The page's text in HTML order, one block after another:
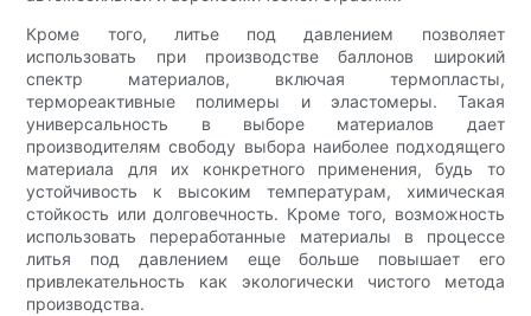
Кроме того, литье под давлением позволяет
использовать при производстве баллонов широкий
спектр материалов, включая термопласты,
термореактивные полимеры и эластомеры. Такая
универсальность в выборе материалов дает
производителям свободу выбора наиболее подходящего
материала для их конкретного применения, будь то
устойчивость к высоким температурам, химическая
стойкость или долговечность. Кроме того, возможность
использовать переработанные материалы в процессе
литья под давлением еще больше повышает его
привлекательность как экологически чистого метода
производства.